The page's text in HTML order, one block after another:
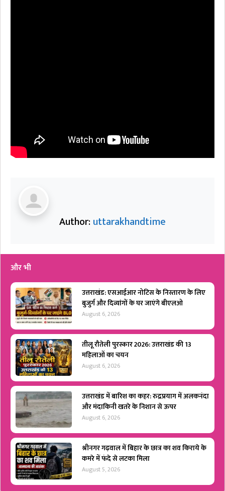
Author:uttarakhandtime
और भी
उत्तराखंड: एसआईआर नोटिस के निस्तारण के लिए
बुजुर्ग और दिव्यांगों के घर जाएंगे बीएलओ
August 6, 2026
तीलू रौतेली पुरस्कार 2026: उत्तराखंड की 13
महिलाओं का चयन
August 6, 2026
उत्तराखंड में बारिश का कहर: रुद्रप्रयाग में अलकनंदा
और मंदाकिनी खतरे के निशान से ऊपर
August 6, 2026
श्रीनगर गढ़वाल में बिहार के छात्र का शव किराये के
कमरे में फंदे से लटका मिला
August 5, 2026